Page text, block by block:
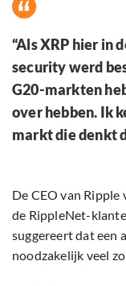
“Als XRP hier in
security werd
G20-markten
over hebben. Ik
markt die denkt
De CEO van Ripple
de RippleNet-
suggereert dat een
noodzakelijk veel